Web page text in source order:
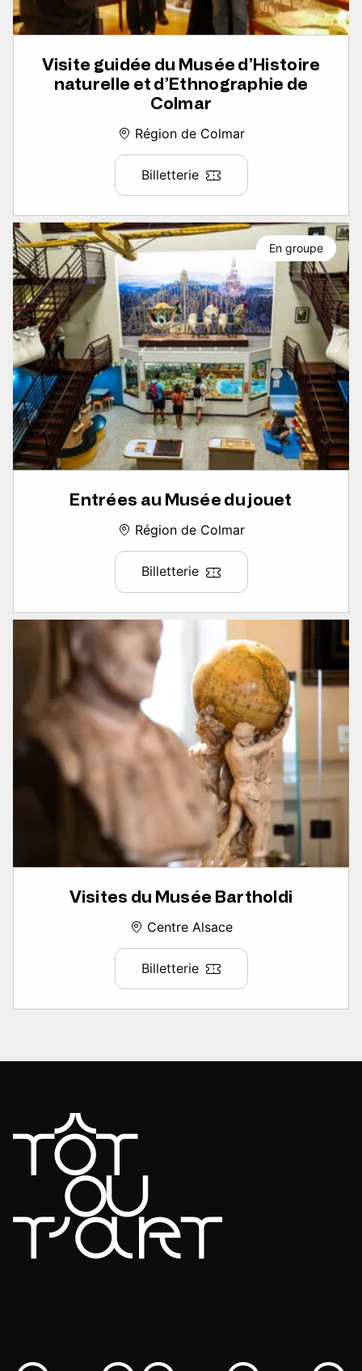
Visite guidée du Musée d’Histoire
naturelle et d’Ethnographie de
Colmar
Région de Colmar
Billetterie
Entrées au Musée du jouet
Région de Colmar
Billetterie
En groupe
Visites du Musée Bartholdi
Centre Alsace
Billetterie